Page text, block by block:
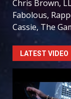
Chris Brown,
Fabolous,
Cassie, The
LATEST VIDEO